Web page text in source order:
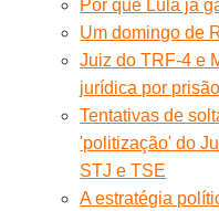
Por que Lula já
Um domingo de
Juiz do TRF-4 e
jurídica por
Tentativas de
'politização' do
STJ e TSE
A estratégia